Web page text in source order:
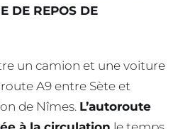
DE REPOS DE
un camion et une voiture
A9 entre Sète et
de Nîmes. L’autoroute